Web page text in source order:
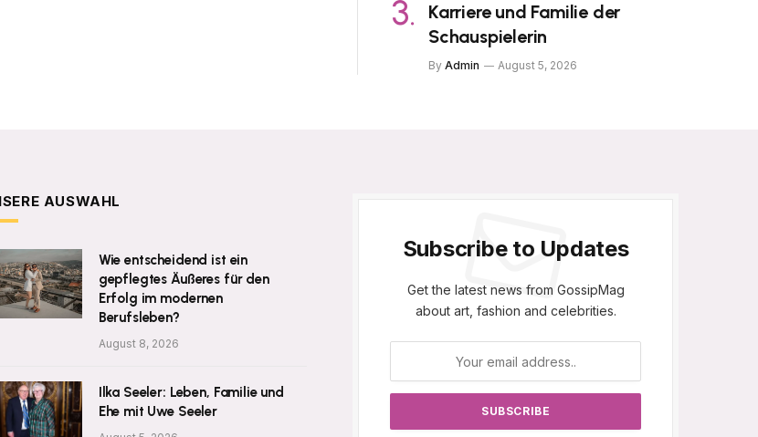
Karriere und Familie der
Schauspielerin
By Admin August 5, 2026
AUSWAHL
Wie entscheidend ist ein
gepflegtes Äußeres für den
Erfolg im modernen
Berufsleben?
August 8, 2026
Ilka Seeler: Leben, Familie und
Ehe mit Uwe Seeler
Subscribe to Updates
Get the latest news from GossipMag
about art, fashion and celebrities.